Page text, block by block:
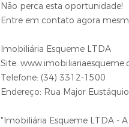
Não perca esta oportunidade!
Entre em contato agora
Imobiliária Esqueme LTDA
Site:
Telefone: (34) 3312-1500
Endereço: Rua Major
"Imobiliária Esqueme LTDA -